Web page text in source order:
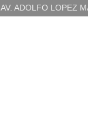
AV. ADOLFO LOPEZ